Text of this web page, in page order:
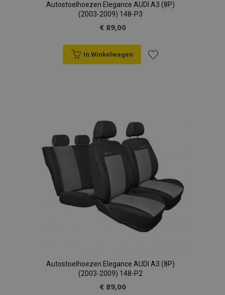
Autostoelhoezen Elegance AUDI A3 (8P)
(2003-2009) 148-P3
€ 89,00
In Winkelwagen
verlanglijst
Autostoelhoezen Elegance AUDI A3 (8P)
(2003-2009) 148-P2
€ 89,00